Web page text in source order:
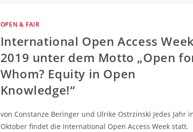
OPEN & FAIR
International Open Access
2019 unter dem Motto „Open
Whom? Equity in Open
Knowledge!“
von Constanze Beringer und Ulrike Ostrzinski Jedes Jahr
Oktober findet die International Open Access Week statt.